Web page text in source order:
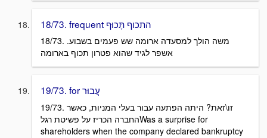
18/73. frequent התכוף תָּכוּף
18/73. משה הולך למסעדה ארומה שש פעמים בשבוע.
אשפר לגיד שהוא פטרון תכוף בארומה
19/73. זו\זאת? היתה הפתעה עבור בעלי המניות, כאשר
החברה הכריז על פשיטת רגלWas a surprise for
shareholders when the company declared bankruptcy